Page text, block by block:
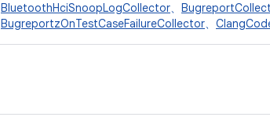
BluetoothHciSnoopLogCollector、
BugreportzOnTestCaseFailureCollector、